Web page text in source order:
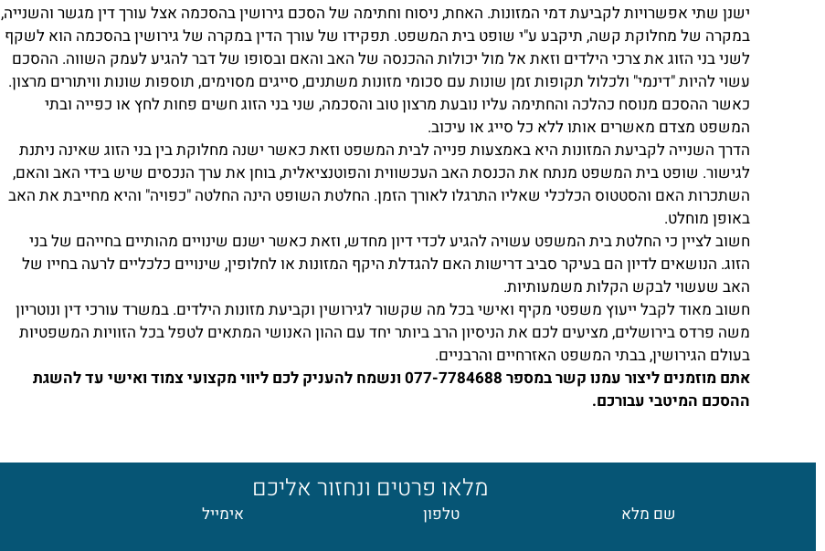
ישנן שתי אפשרויות לקביעת דמי המזונות. האחת, ניסוח וחתימה של הסכם גירושין בהסכמה אצל עורך דין מגשר והשנייה,
במקרה של מחלוקת קשה, תיקבע ע"י שופט בית המשפט. תפקידו של עורך הדין במקרה של גירושין בהסכמה הוא לשקף
לשני בני הזוג את צרכי הילדים וזאת אל מול יכולות ההכנסה של האב והאם ובסופו של דבר להגיע לעמק השווה. ההסכם
עשוי להיות "דינמי" ולכלול תקופות זמן שונות עם סכומי מזונות משתנים, סייגים מסוימים, תוספות שונות וויתורים מרצון.
כאשר ההסכם מנוסח כהלכה והחתימה עליו נובעת מרצון טוב והסכמה, שני בני הזוג חשים פחות לחץ או כפייה ובתי
המשפט מצדם מאשרים אותו ללא כל סייג או עיכוב.
הדרך השנייה לקביעת המזונות היא באמצעות פנייה לבית המשפט וזאת כאשר ישנה מחלוקת בין בני הזוג שאינה ניתנת
לגישור. שופט בית המשפט מנתח את הכנסת האב העכשווית והפוטנציאלית, בוחן את ערך הנכסים שיש בידי האב והאם,
השתכרות האם והסטטוס הכלכלי שאליו התרגלו לאורך הזמן. החלטת השופט הינה החלטה "כפויה" והיא מחייבת את האב
באופן מוחלט.
חשוב לציין כי החלטת בית המשפט עשויה להגיע לכדי דיון מחדש, וזאת כאשר ישנם שינויים מהותיים בחייהם של בני
הזוג. הנושאים לדיון הם בעיקר סביב דרישות האם להגדלת היקף המזונות או לחלופין, שינויים כלכליים לרעה בחייו של
האב שעשוי לבקש הקלות משמעותיות.
חשוב מאוד לקבל ייעוץ משפטי מקיף ואישי בכל מה שקשור לגירושין וקביעת מזונות הילדים. במשרד עורכי דין ונוטריון
משה פרדס בירושלים, מציעים לכם את הניסיון הרב ביותר יחד עם ההון האנושי המתאים לטפל בכל הזוויות המשפטיות
בעולם הגירושין, בבתי המשפט האזרחיים והרבניים.
אתם מוזמנים ליצור עמנו קשר במספר 077-7784688 ונשמח להעניק לכם ליווי מקצועי צמוד ואישי עד להשגת
ההסכם המיטבי עבורכם.
מלאו פרטים ונחזור אליכם
שם מלא טלפון אימייל